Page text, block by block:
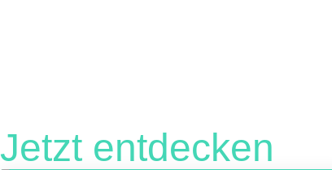
Jetzt entdecken